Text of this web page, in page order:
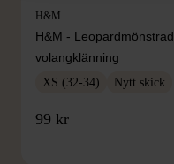
H&M
H&M - Leopardmönstrad
volangklänning
XS (32-34) Nytt skick
99 kr